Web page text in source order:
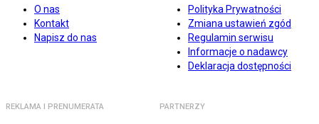
O nas
Kontakt
Napisz do nas
Polityka Prywatności
Zmiana ustawień zgód
Regulamin serwisu
Informacje o nadawcy
Deklaracja dostępności
REKLAMA I PRENUMERATA PARTNERZY